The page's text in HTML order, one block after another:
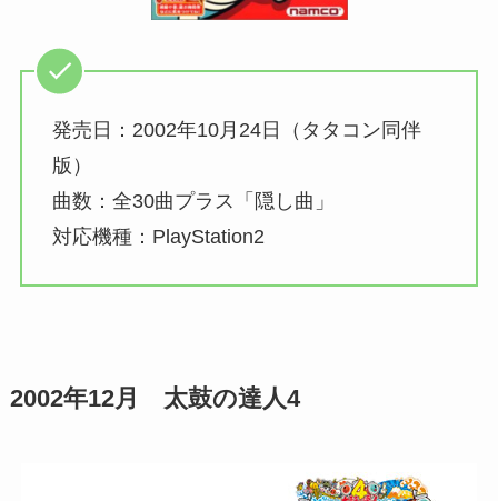
発売日：2002年10月24日（タタコン同伴
版）
曲数：全30曲プラス「隠し曲」
対応機種：PlayStation2
2002年12月 太鼓の達人4